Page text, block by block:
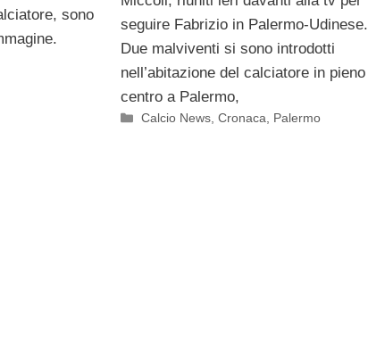
sono
seguire Fabrizio in Palermo-Udinese.
Due malviventi si sono introdotti
nell’abitazione del calciatore in pieno
centro a Palermo,
Categorie
Calcio News,Cronaca, Palermo